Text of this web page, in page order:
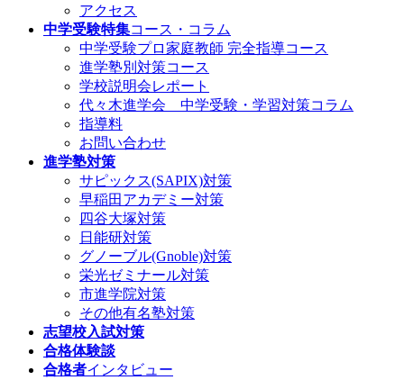
アクセス
中学受験特集コース・コラム
中学受験プロ家庭教師 完全指導コース
進学塾別対策コース
学校説明会レポート
代々木進学会 中学受験・学習対策コラム
指導料
お問い合わせ
進学塾対策
サピックス(SAPIX)対策
早稲田アカデミー対策
四谷大塚対策
日能研対策
グノーブル(Gnoble)対策
栄光ゼミナール対策
市進学院対策
その他有名塾対策
志望校入試対策
合格体験談
合格者インタビュー